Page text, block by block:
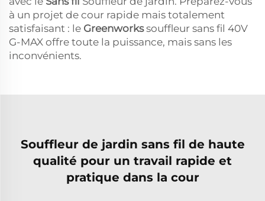
à un projet de cour rapide mais totalement
satisfaisant : le Greenworkssouffleur sans fil 40V
G-MAX offre toute la puissance, mais sans les
inconvénients.
Souffleur de jardin sans fil de haute
qualité pour un travail rapide et
pratique dans la cour